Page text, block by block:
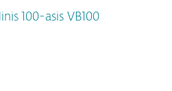
100-asis VB100